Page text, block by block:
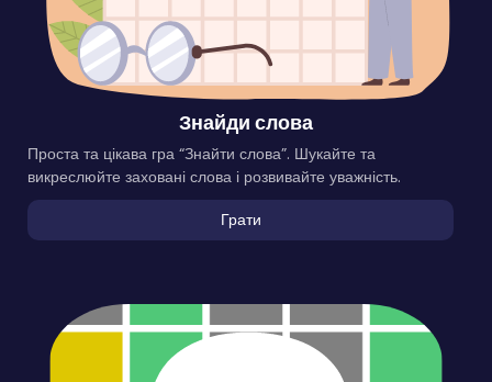
Знайди слова
Проста та цікава гра “Знайти слова”. Шукайте та
викреслюйте заховані слова і розвивайте уважність.
Грати